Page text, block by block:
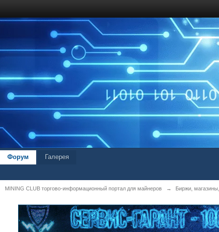
Форум Галерея
MINING CLUB торгово-информационный портал для майнеров → Биржи,